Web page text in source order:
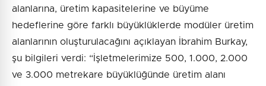
alanlarına, üretim kapasitelerine ve büyüme
hedeflerine göre farklı büyüklüklerde modüler üretim
alanlarının oluşturulacağını açıklayan İbrahim Burkay,
şu bilgileri verdi: “İşletmelerimize 500, 1.000, 2.000
ve 3.000 metrekare büyüklüğünde üretim alanı